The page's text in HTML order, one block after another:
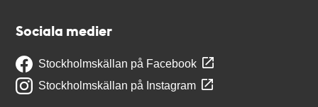
Sociala medier
Stockholmskällan på Facebook
Stockholmskällan på Instagram